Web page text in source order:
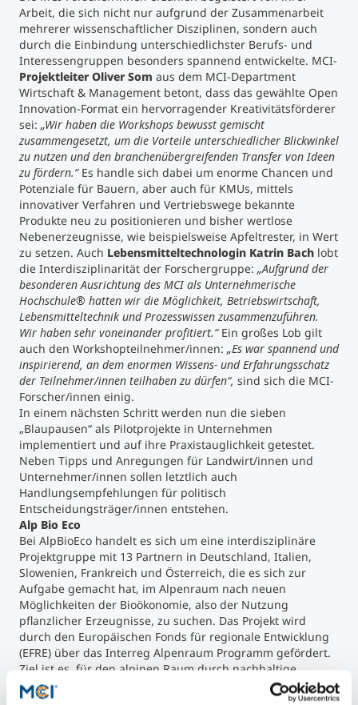
Arbeit, die sich nicht nur aufgrund der Zusammenarbeit
mehrerer wissenschaftlicher Disziplinen, sondern auch
durch die Einbindung unterschiedlichster Berufs- und
Interessengruppen besonders spannend entwickelte. MCI-
Projektleiter Oliver Som aus dem MCI-Department
Wirtschaft & Management betont, dass das gewählte Open
Innovation-Format ein hervorragender Kreativitätsförderer
sei: „Wir haben die Workshops bewusst gemischt
zusammengesetzt, um die Vorteile unterschiedlicher Blickwinkel
zu nutzen und den branchenübergreifenden Transfer von Ideen
zu fördern.“Es handle sich dabei um enorme Chancen und
Potenziale für Bauern, aber auch für KMUs, mittels
innovativer Verfahren und Vertriebswege bekannte
Produkte neu zu positionieren und bisher wertlose
Nebenerzeugnisse, wie beispielsweise Apfeltrester, in Wert
zu setzen. Auch Lebensmitteltechnologin Katrin Bach lobt
die Interdisziplinarität der Forschergruppe: „Aufgrund der
besonderen Ausrichtung des MCI als Unternehmerische
Hochschule® hatten wir die Möglichkeit, Betriebswirtschaft,
Lebensmitteltechnik und Prozesswissen zusammenzuführen.
Wir haben sehr voneinander profitiert.“ Ein großes Lob gilt
auch den Workshopteilnehmer/innen: „Es war spannend und
inspirierend, an dem enormen Wissens- und Erfahrungsschatz
der Teilnehmer/innen teilhaben zu dürfen“, sind sich die MCI-
Forscher/innen einig.
In einem nächsten Schritt werden nun die sieben
„Blaupausen“ als Pilotprojekte in Unternehmen
implementiert und auf ihre Praxistauglichkeit getestet.
Neben Tipps und Anregungen für Landwirt/innen und
Unternehmer/innen sollen letztlich auch
Handlungsempfehlungen für politisch
Entscheidungsträger/innen entstehen.
Alp Bio Eco
Bei AlpBioEco handelt es sich um eine interdisziplinäre
Projektgruppe mit 13 Partnern in Deutschland, Italien,
Slowenien, Frankreich und Österreich, die es sich zur
Aufgabe gemacht hat, im Alpenraum nach neuen
Möglichkeiten der Bioökonomie, also der Nutzung
pflanzlicher Erzeugnisse, zu suchen. Das Projekt wird
durch den Europäischen Fonds für regionale Entwicklung
(EFRE) über das Interreg Alpenraum Programm gefördert.
Ziel ist es, für den alpinen Raum durch nachhaltige
Verwendung von Nebenerzeugnissen bzw.
Abfallprodukten wie beispielsweise Apfeltrester oder